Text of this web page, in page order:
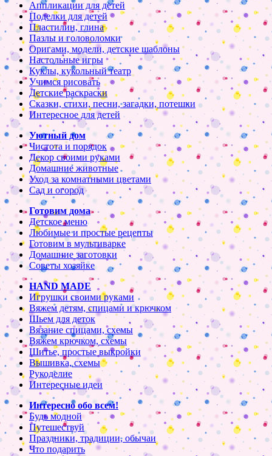
Аппликации для детей
Поделки для детей
Пластилин, глина
Пазлы и головоломки
Оригами, модели, детские шаблоны
Настольные игры
Куклы, кукольный театр
Учимся рисовать
Детские раскраски
Сказки, стихи, песни, загадки, потешки
Интересное для детей
Уютный дом
Чистота и порядок
Декор своими руками
Домашние животные
Уход за комнатными цветами
Сад и огород
Готовим дома
Детское меню
Любимые и простые рецепты
Готовим в мультиварке
Домашние заготовки
Советы хозяйке
HAND MADE
Игрушки своими руками
Вяжем детям, спицами и крючком
Шьем для деток
Вязание спицами, схемы
Вяжем крючком, схемы
Шитье, простые выкройки
Вышивка, схемы
Рукоделие
Интересные идеи
Интересно обо всем!
Будь модной
Путешествуй
Праздники, традиции, обычаи
Что подарить